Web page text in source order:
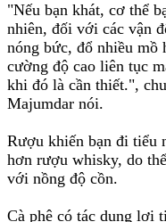
"Nếu bạn khát, cơ thể
nhiên, đối với các vận
nóng bức, đổ nhiều mồ
cường độ cao liên tục
khi đó là cần thiết.",
Majumdar nói.
Rượu khiến bạn đi tiểu
hơn rượu whisky, do
với nồng độ cồn.
Cà phê có tác dụng lợi